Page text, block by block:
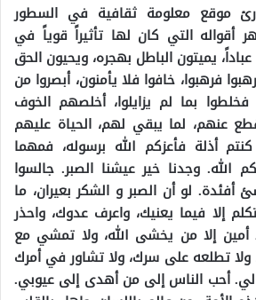
موقع معلومة ثقافية في السطور
أقواله التي كان لها تأثيراً قوياً في
يميتون الباطل بهجره، ويحيون الحق
فرهبوا، خافوا فلا يأمنون، أبصروا من
فخلطوا بما لم يزايلوا، أخلصهم الخوف
عنهم، لما يبقي لهم، الحياة عليهم
أذلة فأعزكم الله برسوله، فمهما
الله. وجدنا خير عيشنا الصبر. جالسوا
أفئدة. لو أن الصبر و الشكر بعيران، ما
إلا فيما يعنيك، واعرف عدوك، واحذر
أمين إلا من يخشى الله، ولا تمشي مع
ولا تطلعه على سرك، ولا تشاور في أمرك
أحب الناس إلى من أهدى إلى عيوبي.